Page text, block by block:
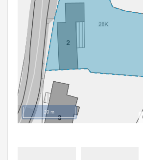
20 m